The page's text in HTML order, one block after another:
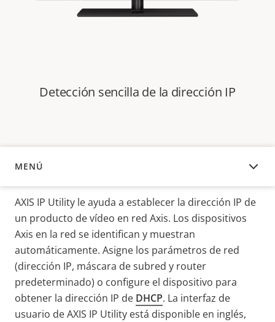
Detección sencilla de la dirección IP
MENÚ
DESCRIPCIÓN
AXIS IP Utility le ayuda a establecer la dirección IP de
un producto de vídeo en red Axis. Los dispositivos
Axis en la red se identifican y muestran
automáticamente. Asigne los parámetros de red
(dirección IP, máscara de subred y router
predeterminado) o configure el dispositivo para
obtener la dirección IP de DHCP. La interfaz de
usuario de AXIS IP Utility está disponible en inglés,